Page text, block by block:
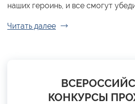
наших героинь, и все смогут
Читать далее
КОНКУРСЫ